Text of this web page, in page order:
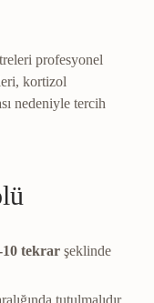
profesyonel
kortizol
nedeniyle tercih
10 tekrar şeklinde